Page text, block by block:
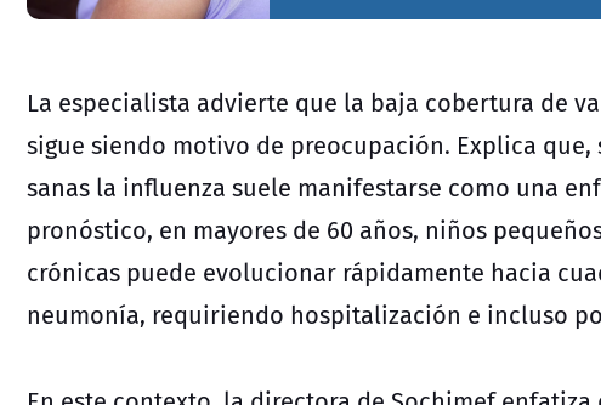
La especialista advierte que la baja cobertura de
sigue siendo motivo de preocupación. Explica
sanas la influenza suele manifestarse como una
pronóstico, en mayores de 60 años, niños
crónicas puede evolucionar rápidamente hacia
neumonía, requiriendo hospitalización e incluso